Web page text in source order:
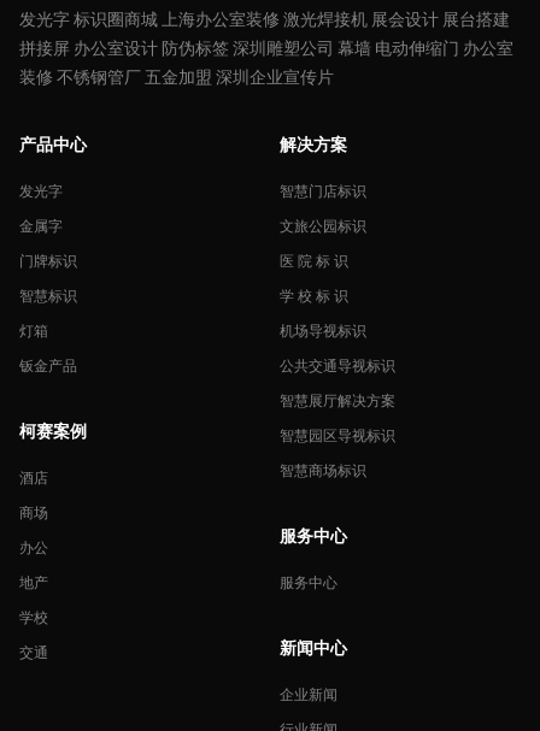
发光字标识圈商城上海办公室装修 激光焊接机 展会设计 展台搭建
拼接屏 办公室设计 防伪标签 深圳雕塑公司 幕墙 电动伸缩门 办公室
装修 不锈钢管厂 五金加盟 深圳企业宣传片
产品中心
发光字
金属字
门牌标识
智慧标识
灯箱
钣金产品
柯赛案例
酒店
商场
办公
地产
学校
交通
解决方案
智慧门店标识
文旅公园标识
医 院 标 识
学 校 标 识
机场导视标识
公共交通导视标识
智慧展厅解决方案
智慧园区导视标识
智慧商场标识
服务中心
服务中心
新闻中心
企业新闻